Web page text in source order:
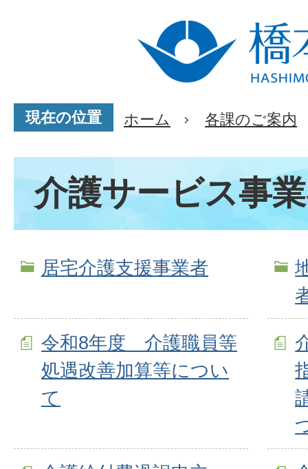
現在の位置 ホーム 各課のご案内
介護サービス事
居宅介護支援事業者
令和8年度 介護職員等
処遇改善加算等につい
て